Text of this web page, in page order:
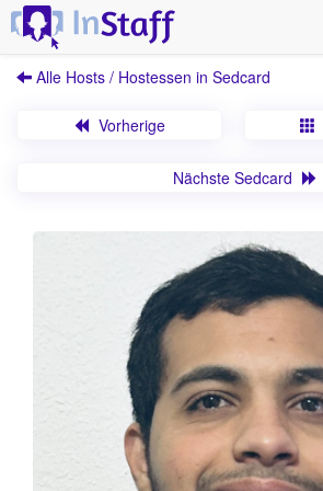
Alle Hosts / Hostessen in Sedcard
Vorherige
Nächste Sedcard